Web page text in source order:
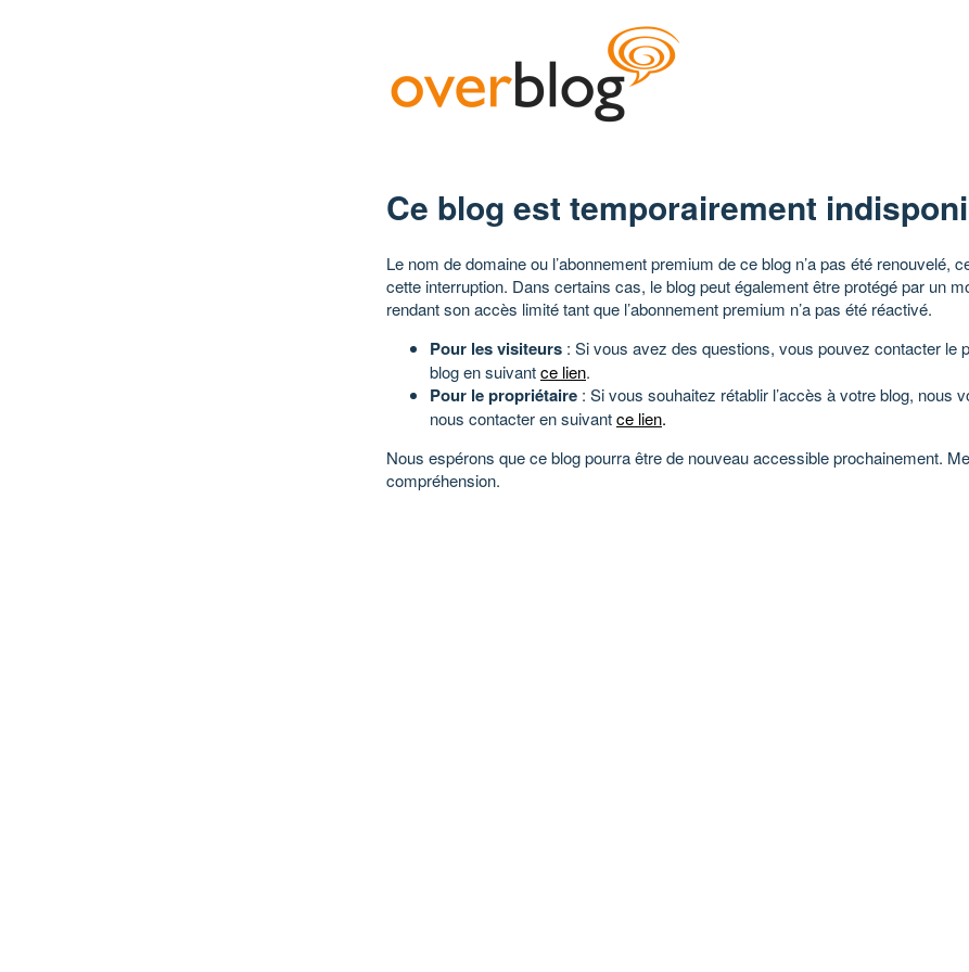
Ce blog est temporairement
Le nom de domaine ou l’abonnement premium de ce blog n’a pas été renouvelé,
cette interruption. Dans certains cas, le blog peut également être protégé par un
rendant son accès limité tant que l’abonnement premium n’a pas été réactivé.
Pour les visiteurs : Si vous avez des questions, vous pouvez contacter le
blog en suivantce lien.
Pour le propriétaire : Si vous souhaitez rétablir l’accès à votre blog, nous
nous contacter en suivantce lien.
Nous espérons que ce blog pourra être de nouveau accessible prochainement.
compréhension.